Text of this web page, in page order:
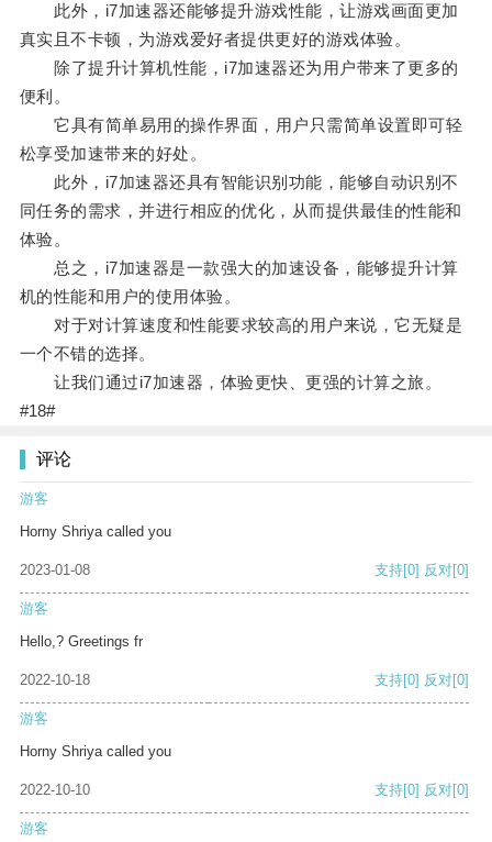
此外，i7加速器还能够提升游戏性能，让游戏画面更加
真实且不卡顿，为游戏爱好者提供更好的游戏体验。
除了提升计算机性能，i7加速器还为用户带来了更多的
便利。
它具有简单易用的操作界面，用户只需简单设置即可轻
松享受加速带来的好处。
此外，i7加速器还具有智能识别功能，能够自动识别不
同任务的需求，并进行相应的优化，从而提供最佳的性能和
体验。
总之，i7加速器是一款强大的加速设备，能够提升计算
机的性能和用户的使用体验。
对于对计算速度和性能要求较高的用户来说，它无疑是
一个不错的选择。
让我们通过i7加速器，体验更快、更强的计算之旅。
#18#
评论
游客
Horny Shriya called you
2023-01-08 支持[0] 反对[0]
游客
Hello,? Greetings fr
2022-10-18 支持[0] 反对[0]
游客
Horny Shriya called you
2022-10-10 支持[0] 反对[0]
游客